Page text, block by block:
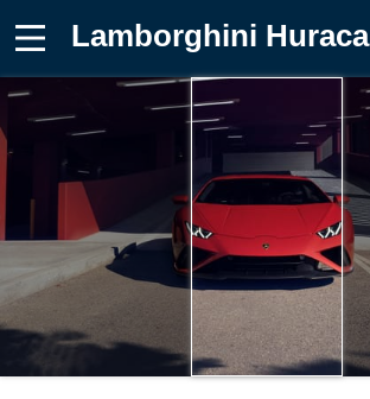
Lamborghini Huracan, Lamborghini Фон для телефона